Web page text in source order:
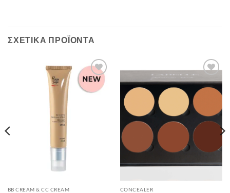
ΣΧΕΤΙΚΆ ΠΡΟΪΌΝΤΑ
Add to
Wishlist
BB CREAM & CC CREAM
Add to
Wishlist
CONCEALER